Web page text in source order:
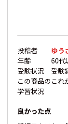
投稿者
ゆう
年齢
60代
受験状況
受験
この商品の
学習状況
これ
良かった点